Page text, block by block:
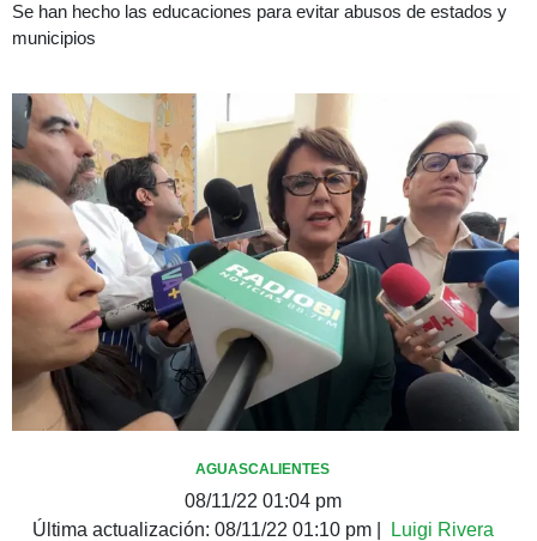
Se han hecho las educaciones para evitar abusos de estados y
municipios
AGUASCALIENTES
08/11/22 01:04 pm
Última actualización: 08/11/22 01:10 pm| Luigi Rivera